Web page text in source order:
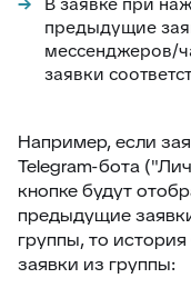
предыдущие
мессенджеров/
заявки
Например, если
Telegram-бота
кнопке будут
предыдущие
группы, то
заявки из группы: